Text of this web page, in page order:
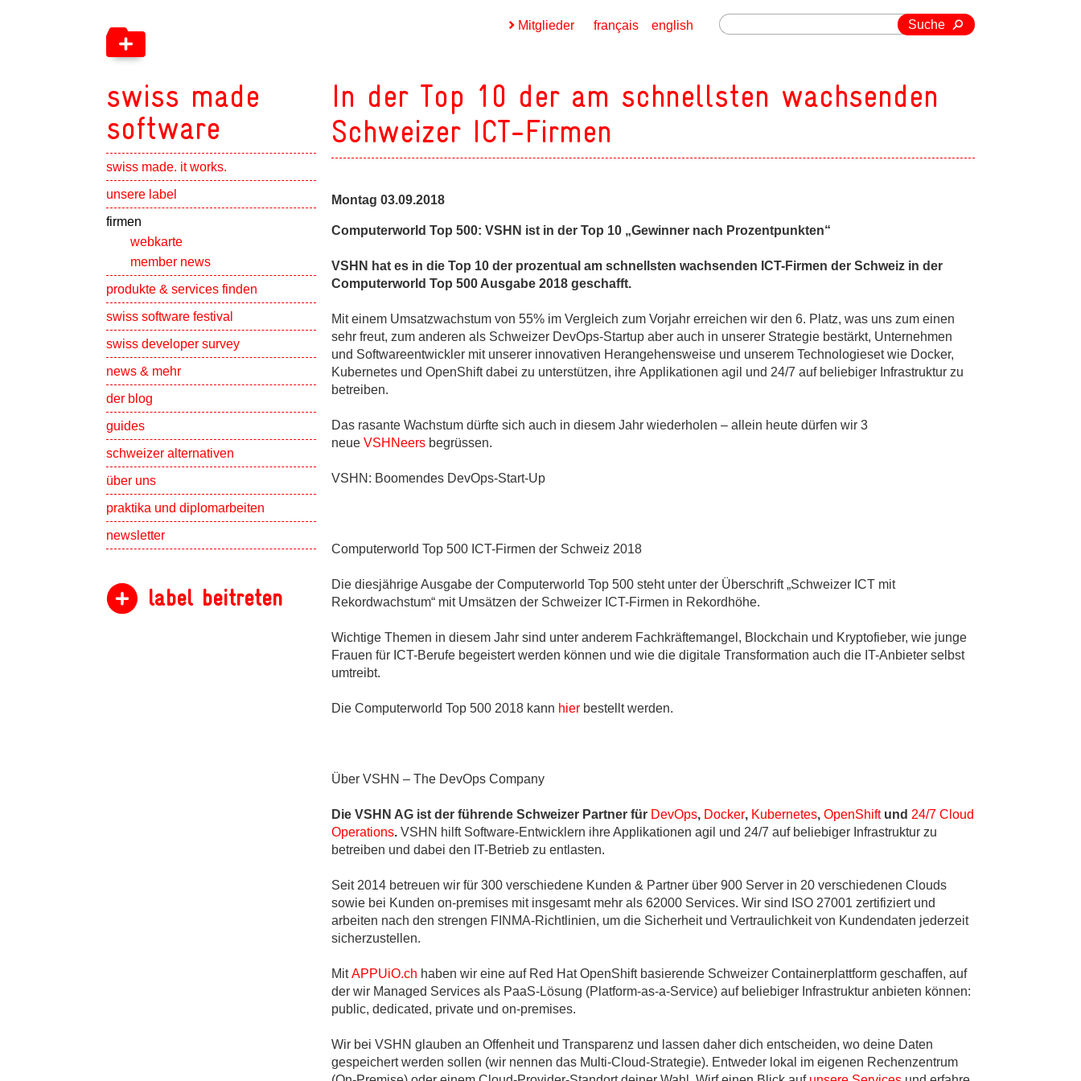
swiss made
software
swiss made. it works.
unsere label
firmen
webkarte
member news
produkte & services finden
Show subpages
swiss software festival
swiss developer survey
Show subpages
news & mehr Show subpages
der blog
guides
schweizer alternativen
über uns
Show subpages
praktika und diplomarbeiten
newsletter
label beitreten
Suche
english
français
Mitglieder
In der Top 10 der am schnellsten wachsenden
Schweizer ICT-Firmen
Montag 03.09.2018
Computerworld Top 500: VSHN ist in der Top 10 „Gewinner nach Prozentpunkten“
VSHN hat es in die Top 10 der prozentual am schnellsten wachsenden ICT-Firmen der Schweiz in der
Computerworld Top 500 Ausgabe 2018 geschafft.
Mit einem Umsatzwachstum von 55% im Vergleich zum Vorjahr erreichen wir den 6. Platz, was uns zum einen
sehr freut, zum anderen als Schweizer DevOps-Startup aber auch in unserer Strategie bestärkt, Unternehmen
und Softwareentwickler mit unserer innovativen Herangehensweise und unserem Technologieset wie Docker,
Kubernetes und OpenShift dabei zu unterstützen, ihre Applikationen agil und 24/7 auf beliebiger Infrastruktur zu
betreiben.
Das rasante Wachstum dürfte sich auch in diesem Jahr wiederholen – allein heute dürfen wir 3
neue VSHNeers begrüssen.
VSHN: Boomendes DevOps-Start-Up
Computerworld Top 500 ICT-Firmen der Schweiz 2018
Die diesjährige Ausgabe der Computerworld Top 500 steht unter der Überschrift „Schweizer ICT mit
Rekordwachstum“ mit Umsätzen der Schweizer ICT-Firmen in Rekordhöhe.
Wichtige Themen in diesem Jahr sind unter anderem Fachkräftemangel, Blockchain und Kryptofieber, wie junge
Frauen für ICT-Berufe begeistert werden können und wie die digitale Transformation auch die IT-Anbieter selbst
umtreibt.
Die Computerworld Top 500 2018 kann hier bestellt werden.
Über VSHN – The DevOps Company
Die VSHN AG ist der führende Schweizer Partner für DevOps, Docker, Kubernetes, OpenShiftund 24/7 Cloud
Operations. VSHN hilft Software-Entwicklern ihre Applikationen agil und 24/7 auf beliebiger Infrastruktur zu
betreiben und dabei den IT-Betrieb zu entlasten.
Seit 2014 betreuen wir für 300 verschiedene Kunden & Partner über 900 Server in 20 verschiedenen Clouds
sowie bei Kunden on-premises mit insgesamt mehr als 62000 Services. Wir sind ISO 27001 zertifiziert und
arbeiten nach den strengen FINMA-Richtlinien, um die Sicherheit und Vertraulichkeit von Kundendaten jederzeit
sicherzustellen.
MitAPPUiO.ch haben wir eine auf Red Hat OpenShift basierende Schweizer Containerplattform geschaffen, auf
der wir Managed Services als PaaS-Lösung (Platform-as-a-Service) auf beliebiger Infrastruktur anbieten können:
public, dedicated, private und on-premises.
Wir bei VSHN glauben an Offenheit und Transparenz und lassen daher dich entscheiden, wo deine Daten
gespeichert werden sollen (wir nennen das Multi-Cloud-Strategie). Entweder lokal im eigenen Rechenzentrum